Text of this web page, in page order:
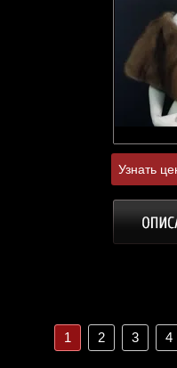
Узнать
1 2 3 4